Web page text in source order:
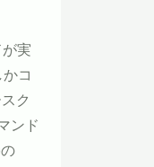
実
コ
ク
ンド